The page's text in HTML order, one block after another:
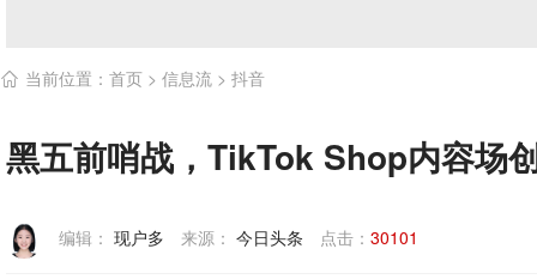
 当前位置： 首页 > 信息流 > 抖音
黑五前哨战，TikTok Shop内容场
编辑： 现户多 来源： 今日头条 点击： 30101